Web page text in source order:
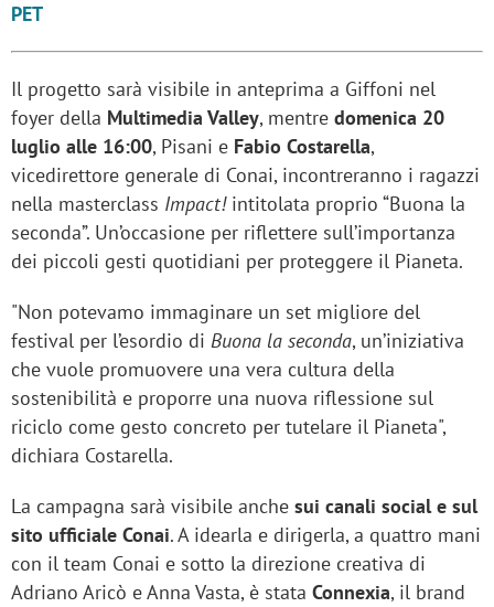
PET
Il progetto sarà visibile in anteprima a Giffoni nel
foyer della Multimedia Valley, mentre domenica 20
luglio alle 16:00, Pisani e Fabio Costarella,
vicedirettore generale di Conai, incontreranno i ragazzi
nella masterclass Impact!intitolata proprio “Buona la
seconda”. Un’occasione per riflettere sull’importanza
dei piccoli gesti quotidiani per proteggere il Pianeta.
"Non potevamo immaginare un set migliore del
festival per l’esordio di Buona la seconda, un’iniziativa
che vuole promuovere una vera cultura della
sostenibilità e proporre una nuova riflessione sul
riciclo come gesto concreto per tutelare il Pianeta",
dichiara Costarella.
La campagna sarà visibile anche sui canali social e sul
sito ufficiale Conai. A idearla e dirigerla, a quattro mani
con il team Conai e sotto la direzione creativa di
Adriano Aricò e Anna Vasta, è stata Connexia, il brand